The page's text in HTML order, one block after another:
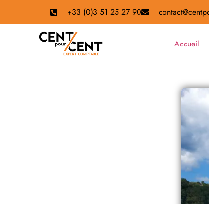
+33 (0)3 51 25 27 90
Accueil